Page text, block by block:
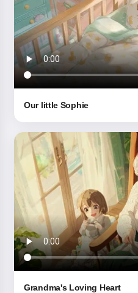
Our little Sophie
Grandma's Loving Heart